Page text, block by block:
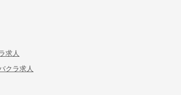
求人
クラ求人